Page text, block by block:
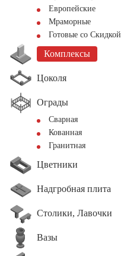
Европейские
Мраморные
Готовые со Скидкой
Комплексы
Цоколя
Ограды
Сварная
Кованная
Гранитная
Цветники
Надгробная плита
Столики, Лавочки
Вазы